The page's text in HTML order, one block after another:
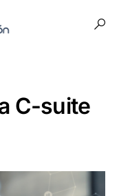
C-suite